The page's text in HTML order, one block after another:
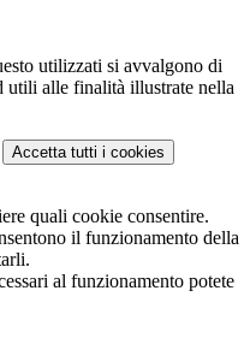
utilizzati si avvalgono di
utili alle finalità illustrate nella
Accetta tutti i cookies
quali cookie consentire.
il funzionamento della
al funzionamento potete